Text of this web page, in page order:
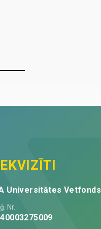
Universitātes Vetfonds
Nr.